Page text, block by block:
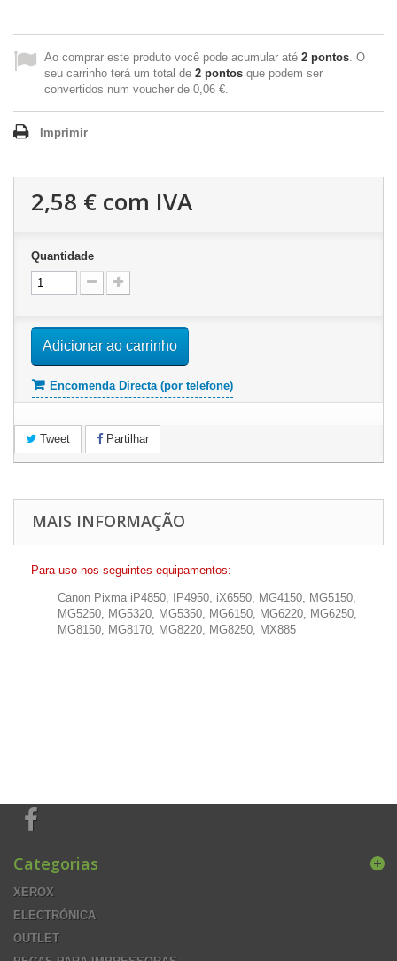
Ao comprar este produto você pode acumular até 2 pontos. O
seu carrinho terá um total de 2 pontos que podem ser
convertidos num voucher de 0,06 €.
Imprimir
2,58 € com IVA
Quantidade
Adicionar ao carrinho
Encomenda Directa (por telefone)
Tweet Partilhar
MAIS INFORMAÇÃO
Para uso nos seguintes equipamentos:
Canon Pixma iP4850, IP4950, iX6550, MG4150, MG5150,
MG5250, MG5320, MG5350, MG6150, MG6220, MG6250,
MG8150, MG8170, MG8220, MG8250, MX885
Categorias
XEROX
ELECTRÓNICA
OUTLET